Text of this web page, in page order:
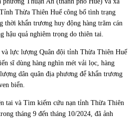
Thừa Thiên Huế công bố tình trạng
thời khẩn trương huy động hàng trăm cán
hậu quả nghiêm trọng do thiên tai.
lực lượng Quân đội tỉnh Thừa Thiên Huế
sĩ dùng hàng nghìn mét vải lọc, hàng
dân quân địa phương để khẩn trương
biển.
tai và Tìm kiếm cứu nạn tỉnh Thừa Thiên
tháng 9 đến tháng 10/2024, đã ảnh